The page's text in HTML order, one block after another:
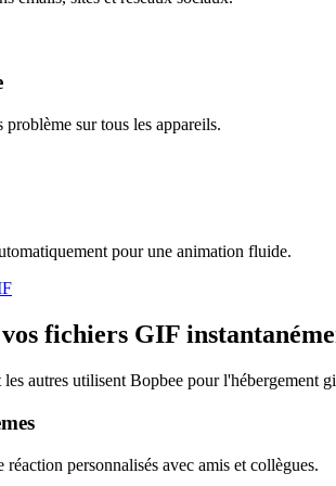
sur tous les appareils.
pour une animation fluide.
fichiers GIF
autres utilisent Bopbee pour l'hébergement
réaction personnalisés avec amis et collègues.